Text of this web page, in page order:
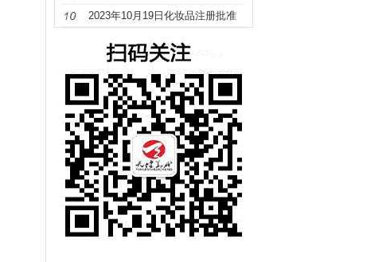
文件待领取信息发布
2023年10月19日化妆品注册批准